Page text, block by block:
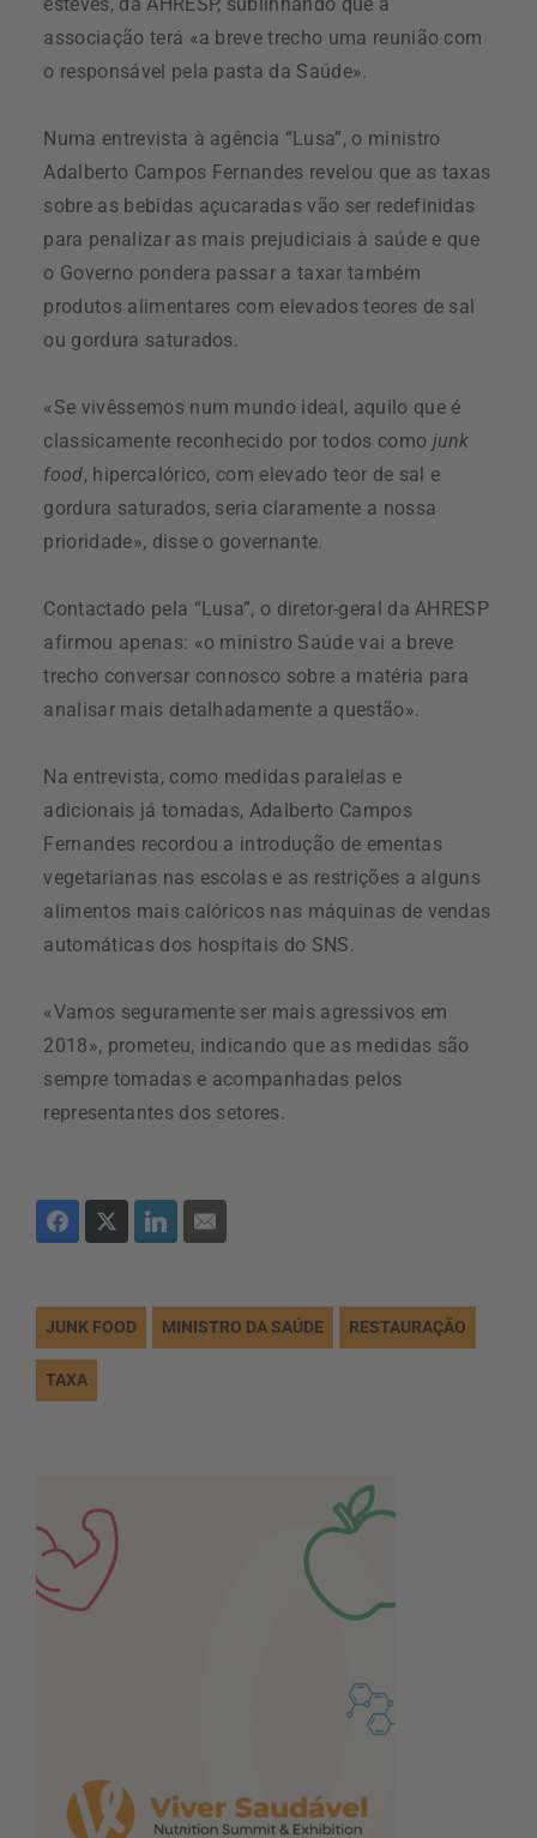
associação terá «a breve trecho uma reunião com
o responsável pela pasta da Saúde».
Numa entrevista à agência “Lusa”, o ministro
Adalberto Campos Fernandes revelou que as taxas
sobre as bebidas açucaradas vão ser redefinidas
para penalizar as mais prejudiciais à saúde e que
o Governo pondera passar a taxar também
produtos alimentares com elevados teores de sal
ou gordura saturados.
«Se vivêssemos num mundo ideal, aquilo que é
classicamente reconhecido por todos como junk
food, hipercalórico, com elevado teor de sal e
gordura saturados, seria claramente a nossa
prioridade», disse o governante.
Contactado pela “Lusa”, o diretor-geral da AHRESP
afirmou apenas: «o ministro Saúde vai a breve
trecho conversar connosco sobre a matéria para
analisar mais detalhadamente a questão».
Na entrevista, como medidas paralelas e
adicionais já tomadas, Adalberto Campos
Fernandes recordou a introdução de ementas
vegetarianas nas escolas e as restrições a alguns
alimentos mais calóricos nas máquinas de vendas
automáticas dos hospitais do SNS.
«Vamos seguramente ser mais agressivos em
2018», prometeu, indicando que as medidas são
sempre tomadas e acompanhadas pelos
representantes dos setores.
JUNK FOOD MINISTRO DA SAÚDE RESTAURAÇÃO
TAXA